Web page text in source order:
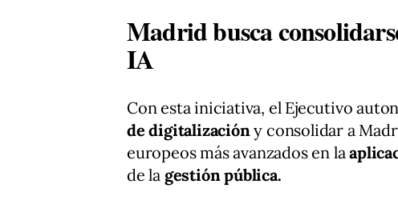
Madrid busca
IA
Con esta iniciativa, el Ejecutivo
de digitalizacióny consolidar a
europeos más avanzados en la
de la gestión pública.